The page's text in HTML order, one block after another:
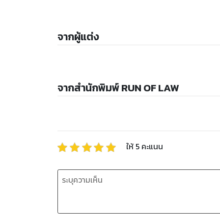
จากผู้แต่ง
จากสำนักพิมพ์ RUN OF LAW
ให้ 5 คะแนน